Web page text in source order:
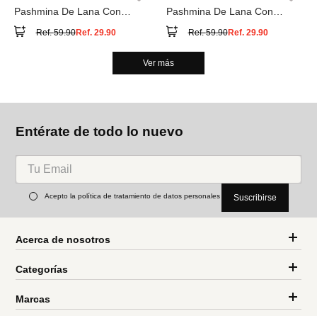
Pashmina De Lana Con
Ref.59.90Ref. 29.90
Pashmina De Lana Con
Ref.59.90Ref. 29.90
Ver más
Entérate de todo lo nuevo
Acepto la política de tratamiento de datos personales Suscribirse
Acerca de nosotros
Categorías
Marcas